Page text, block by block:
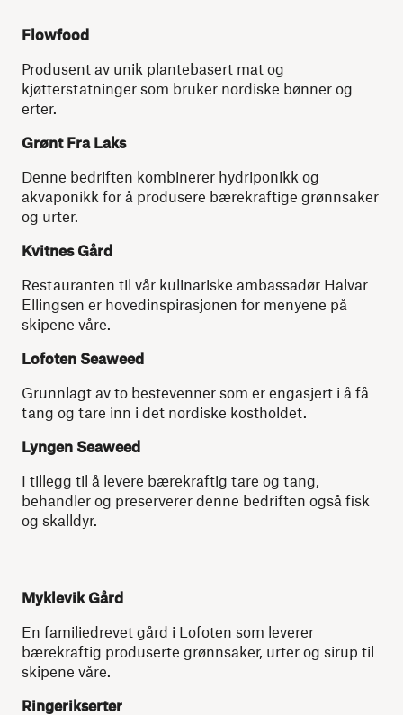
Flowfood
Produsent av unik plantebasert mat og
kjøtterstatninger som bruker nordiske bønner og
erter.
Grønt Fra Laks
Denne bedriften kombinerer hydriponikk og
akvaponikk for å produsere bærekraftige grønnsaker
og urter.
Kvitnes Gård
Restauranten til vår kulinariske ambassadør Halvar
Ellingsen er hovedinspirasjonen for menyene på
skipene våre.
Lofoten Seaweed
Grunnlagt av to bestevenner som er engasjert i å få
tang og tare inn i det nordiske kostholdet.
Lyngen Seaweed
I tillegg til å levere bærekraftig tare og tang,
behandler og preserverer denne bedriften også fisk
og skalldyr.
Myklevik Gård
En familiedrevet gård i Lofoten som leverer
bærekraftig produserte grønnsaker, urter og sirup til
skipene våre.
Ringerikserter